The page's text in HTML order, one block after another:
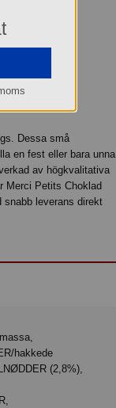
Dessa små
en fest eller bara unna
av högkvalitativa
Merci Petits Choklad
snabb leverans direkt
hakkede
(2,8%),